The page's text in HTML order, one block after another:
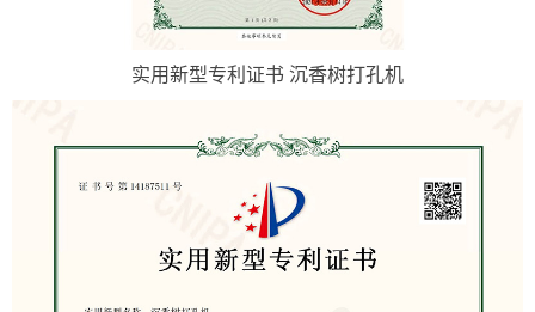
实用新型专利证书 沉香树打孔机